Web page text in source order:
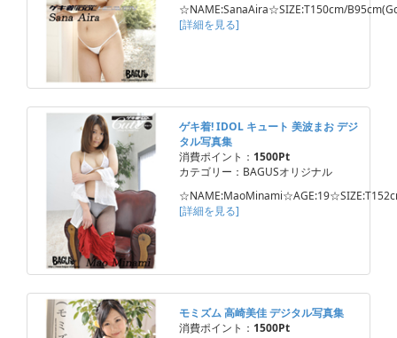
☆NAME:SanaAira☆SIZE:T150cm/
[詳細を見る]
ゲキ着! IDOL キュート 美波まお デジ
タル写真集
消費ポイント： 1500Pt
カテゴリー：BAGUSオリジナル
[詳細を見る]
モミズム 高崎美佳 デジタル写真集
消費ポイント： 1500Pt